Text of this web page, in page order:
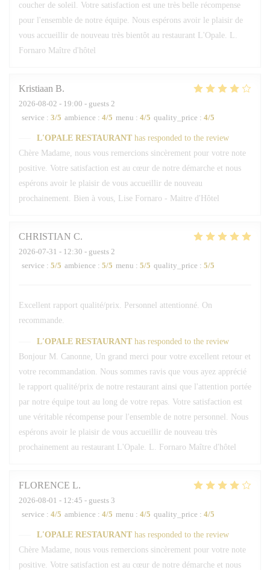
coucher de soleil. Votre satisfaction est une très belle récompense
pour l'ensemble de notre équipe. Nous espérons avoir le plaisir de
vous accueillir de nouveau très bientôt au restaurant L'Opale. L.
Fornaro Maître d'hôtel
Kristiaan B
2026-08-02 - 19:00 - guests 2
service : 3/5 ambience : 4/5 menu : 4/5 quality_price : 4/5
L'OPALE RESTAURANT has responded to the review
Chère Madame, nous vous remercions sincèrement pour votre note
positive. Votre satisfaction est au cœur de notre démarche et nous
espérons avoir le plaisir de vous accueillir de nouveau
prochainement. Bien à vous, Lise Fornaro - Maitre d'Hôtel
CHRISTIAN C
2026-07-31 - 12:30 - guests 2
service : 5/5 ambience : 5/5 menu : 5/5 quality_price : 5/5
Excellent rapport qualité/prix. Personnel attentionné. On
recommande.
L'OPALE RESTAURANT has responded to the review
Bonjour M. Canonne, Un grand merci pour votre excellent retour et
votre recommandation. Nous sommes ravis que vous ayez apprécié
le rapport qualité/prix de notre restaurant ainsi que l'attention portée
par notre équipe tout au long de votre repas. Votre satisfaction est
une véritable récompense pour l'ensemble de notre personnel. Nous
espérons avoir le plaisir de vous accueillir de nouveau très
prochainement au restaurant L'Opale. L. Fornaro Maître d'hôtel
FLORENCE L
2026-08-01 - 12:45 - guests 3
service : 4/5 ambience : 4/5 menu : 4/5 quality_price : 4/5
L'OPALE RESTAURANT has responded to the review
Chère Madame, nous vous remercions sincèrement pour votre note
positive. Votre satisfaction est au cœur de notre démarche et nous